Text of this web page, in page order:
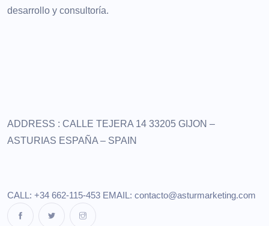
desarrollo y consultoría.
ADDRESS : CALLE TEJERA 14 33205 GIJON –
ASTURIAS ESPAÑA – SPAIN
CALL: +34 662-115-453 EMAIL: contacto@asturmarketing.com